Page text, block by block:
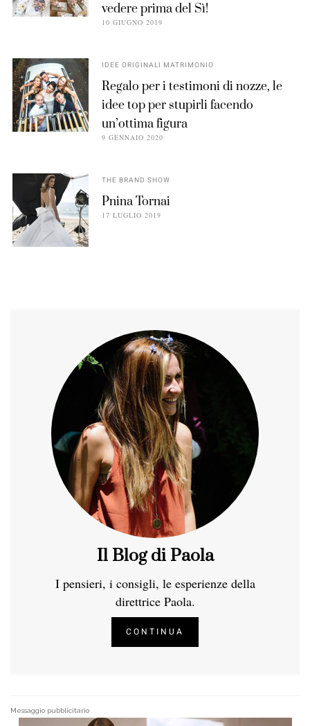
vedere prima del Sì!
10 GIUGNO 2019
IDEE ORIGINALI MATRIMONIO
Regalo per i testimoni di nozze, le
idee top per stupirli facendo
un’ottima figura
9 GENNAIO 2020
THE BRAND SHOW
Pnina Tornai
17 LUGLIO 2019
Il Blog di Paola
I pensieri, i consigli, le esperienze della
direttrice Paola.
CONTINUA
Messaggio pubblicitario